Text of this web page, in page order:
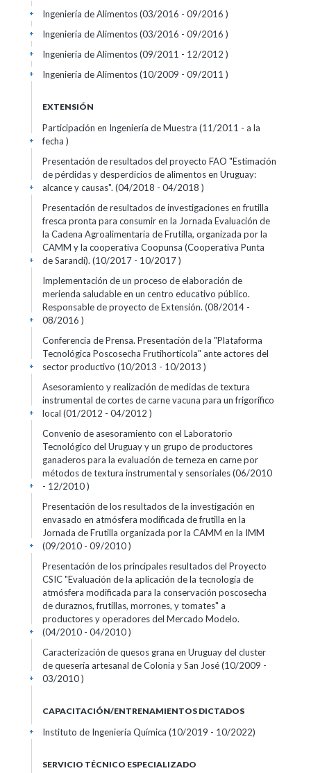
Ingeniería de Alimentos (03/2016 - 09/2016 )
+
Ingeniería de Alimentos (03/2016 - 09/2016 )
+
Ingeniería de Alimentos (09/2011 - 12/2012 )
+
Ingeniería de Alimentos (10/2009 - 09/2011 )
+
EXTENSIÓN
Participación en Ingeniería de Muestra (11/2011 - a la
fecha )
+
Presentación de resultados del proyecto FAO "Estimación
de pérdidas y desperdicios de alimentos en Uruguay:
alcance y causas". (04/2018 - 04/2018 )
+
Presentación de resultados de investigaciones en frutilla
fresca pronta para consumir en la Jornada Evaluación de
la Cadena Agroalimentaria de Frutilla, organizada por la
CAMM y la cooperativa Coopunsa (Cooperativa Punta
de Sarandí). (10/2017 - 10/2017 )
+
Implementación de un proceso de elaboración de
merienda saludable en un centro educativo público.
Responsable de proyecto de Extensión. (08/2014 -
08/2016 )
+
Conferencia de Prensa. Presentación de la "Plataforma
Tecnológica Poscosecha Frutihortícola" ante actores del
sector productivo (10/2013 - 10/2013 )
+
Asesoramiento y realización de medidas de textura
instrumental de cortes de carne vacuna para un frigorífico
local (01/2012 - 04/2012 )
+
Convenio de asesoramiento con el Laboratorio
Tecnológico del Uruguay y un grupo de productores
ganaderos para la evaluación de terneza en carne por
métodos de textura instrumental y sensoriales (06/2010
- 12/2010 )
+
Presentación de los resultados de la investigación en
envasado en atmósfera modificada de frutilla en la
Jornada de Frutilla organizada por la CAMM en la IMM
(09/2010 - 09/2010 )
+
Presentación de los principales resultados del Proyecto
CSIC "Evaluación de la aplicación de la tecnología de
atmósfera modificada para la conservación poscosecha
de duraznos, frutillas, morrones, y tomates" a
productores y operadores del Mercado Modelo.
(04/2010 - 04/2010 )
+
Caracterización de quesos grana en Uruguay del cluster
de quesería artesanal de Colonia y San José (10/2009 -
03/2010 )
+
CAPACITACIÓN/ENTRENAMIENTOS DICTADOS
Instituto de Ingeniería Química (10/2019 - 10/2022)
+
SERVICIO TÉCNICO ESPECIALIZADO